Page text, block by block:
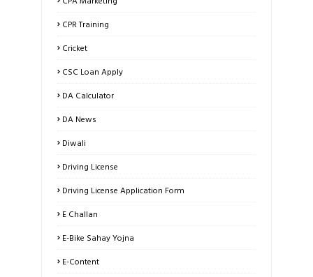
CPR Training
Cricket
CSC Loan Apply
DA Calculator
DA News
Diwali
Driving License
Driving License Application Form
E Challan
E-Bike Sahay Yojna
E-Content